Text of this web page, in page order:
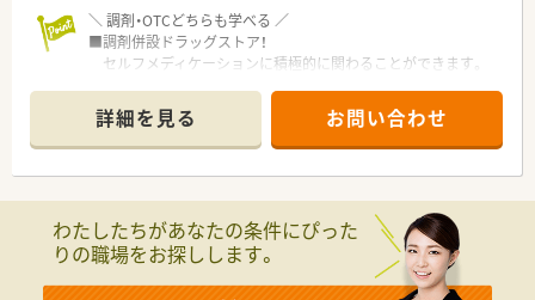
＼ 調剤・OTCどちらも学べる ／
■調剤併設ドラッグストア！
セルフメディケーションに積極的に関わることができます。
＼ 一人ひとりに合った働き方 ／
■年に2回、希望を申告できる制度があり、
自分が興味のある分野にチャレンジしていくことが可能！
■OJT研修を中心に、フォローアップ研修、リーダー研修、
将来的にキャリアアップに応じた研修もご用意！
＼ こんな会社です ／
詳細を見る お問い合わせ
わたしたちがあなたの条件にぴった
りの職場をお探しします。